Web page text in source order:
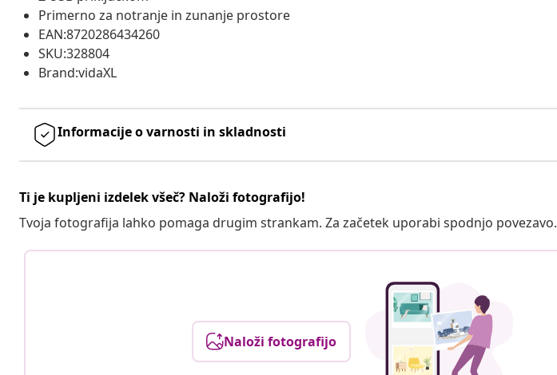
Primerno za notranje in zunanje prostore
EAN:8720286434260
SKU:328804
Brand:vidaXL
Informacije o varnosti in skladnosti
Ti je kupljeni izdelek všeč? Naloži fotografijo!
Tvoja fotografija lahko pomaga drugim strankam. Za začetek uporabi spodnjo povezavo.
Naloži fotografijo